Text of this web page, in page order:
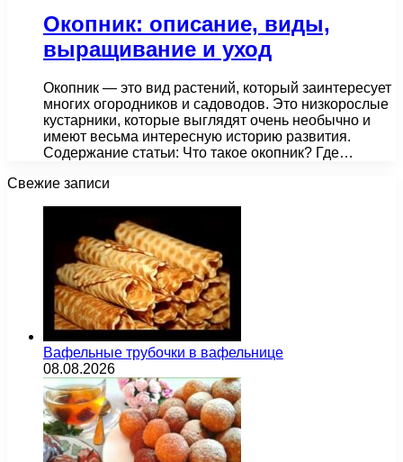
Окопник: описание, виды,
выращивание и уход
Окопник — это вид растений, который заинтересует
многих огородников и садоводов. Это низкорослые
кустарники, которые выглядят очень необычно и
имеют весьма интересную историю развития.
Содержание статьи: Что такое окопник? Где…
Свежие записи
Вафельные трубочки в вафельнице
08.08.2026